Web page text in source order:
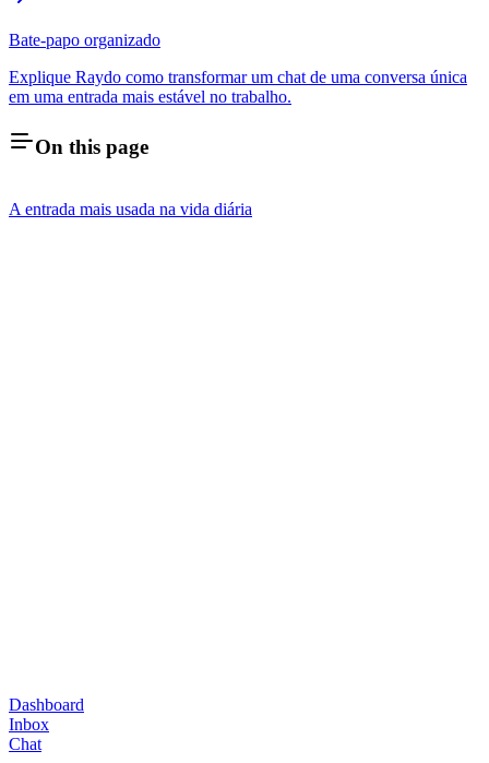
Bate-papo organizado
Explique Raydo como transformar um chat de uma conversa única
em uma entrada mais estável no trabalho.
On this page
A entrada mais usada na vida diária
Dashboard
Inbox
Chat